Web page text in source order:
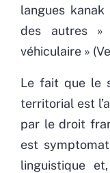
langues
des autres »
véhiculaire »
Le fait que le
territorial est
par le droit
est
linguistique